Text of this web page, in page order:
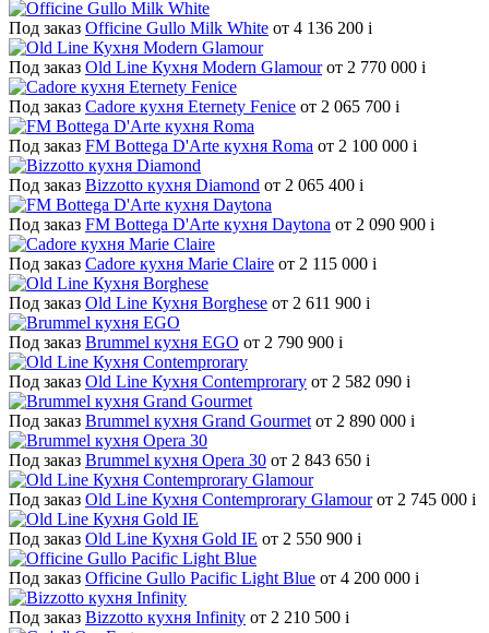
Под заказ Officine Gullo Milk White от 4 136 200 i
Под заказ Old Line Кухня Modern Glamour от 2 770 000 i
Под заказ Cadore кухня Eternety Fenice от 2 065 700 i
Под заказ FM Bottega D'Arte кухня Roma от 2 100 000 i
Под заказ Bizzotto кухня Diamond от 2 065 400 i
Под заказ FM Bottega D'Arte кухня Daytona от 2 090 900 i
Под заказ Cadore кухня Marie Claire от 2 115 000 i
Под заказ Old Line Кухня Borghese от 2 611 900 i
Под заказ Brummel кухня EGO от 2 790 900 i
Под заказ Old Line Кухня Contemprorary от 2 582 090 i
Под заказ Brummel кухня Grand Gourmet от 2 890 000 i
Под заказ Brummel кухня Opera 30 от 2 843 650 i
Под заказ Old Line Кухня Contemprorary Glamour от 2 745 000 i
Под заказ Old Line Кухня Gold IE от 2 550 900 i
Под заказ Officine Gullo Pacific Light Blue от 4 200 000 i
Под заказ Bizzotto кухня Infinity от 2 210 500 i